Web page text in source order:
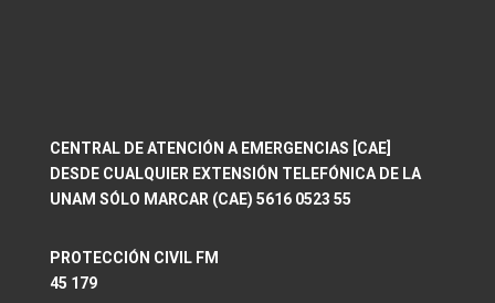
CENTRAL DE ATENCIÓN A EMERGENCIAS [CAE]
DESDE CUALQUIER EXTENSIÓN TELEFÓNICA DE LA
UNAM SÓLO MARCAR (CAE) 5616 0523 55
PROTECCIÓN CIVIL FM
45 179